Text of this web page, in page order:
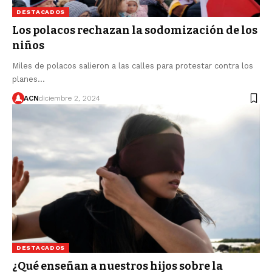
DESTACADOS
Los polacos rechazan la sodomización de los
niños
Miles de polacos salieron a las calles para protestar contra los
planes…
ACNdiciembre 2, 2024
DESTACADOS
¿Qué enseñan a nuestros hijos sobre la